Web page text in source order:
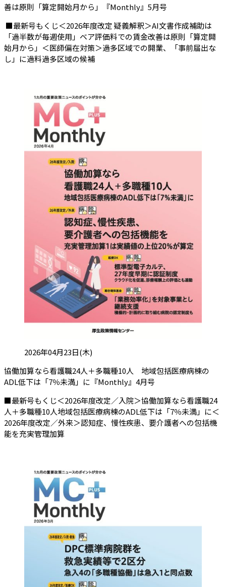
善は原則「算定開始月から」『Monthly』5月号
■最新号もくじ＜2026年度改定 疑義解釈＞AI文書作成補助は
「過半数が毎週使用」ベア評価料での賃金改善は原則「算定開
始月から」＜医師偏在対策＞過多区域での開業、「事前届出な
し」に過料過多区域の候補
投稿日:2026年04月23日(木)
協働加算なら看護職24人＋多職種10人 地域包括医療病棟の
ADL低下は「7％未満」に『Monthly』4月号
■最新号もくじ＜2026年度改定／入院＞協働加算なら看護職24
人＋多職種10人地域包括医療病棟のADL低下は「7％未満」に＜
2026年度改定／外来＞認知症、慢性疾患、要介護者への包括機
能を充実管理加算